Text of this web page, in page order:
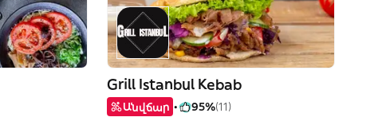
Grill Istanbul Kebab
Անվճար 95%(11)